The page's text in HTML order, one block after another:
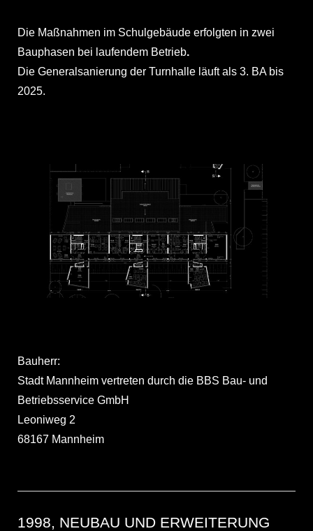
Die Maßnahmen im Schulgebäude erfolgten in zwei
Bauphasen bei laufendem Betrieb.
Die Generalsanierung der Turnhalle läuft als 3. BA bis
2025.
Bauherr:
Stadt Mannheim vertreten durch die BBS Bau- und
Betriebsservice GmbH
Leoniweg 2
68167 Mannheim
1998, NEUBAU UND ERWEITERUNG